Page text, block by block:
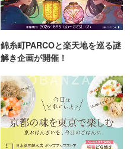
錦糸町PARCOと楽天地を巡る謎
解き企画が開催！